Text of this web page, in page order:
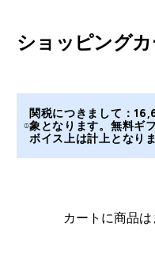
ショッピングカ
関税につきまして：
象となります。無料ギ
ボイス上は計上となり
カートに商品